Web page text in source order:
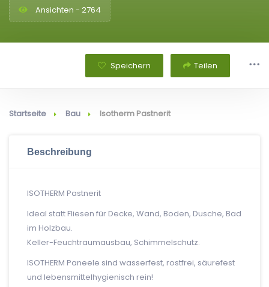
Ansichten - 2764
Speichern Teilen
Startseite Bau Isotherm Pastnerit
Beschreibung
ISOTHERM Pastnerit
Ideal statt Fliesen für Decke, Wand, Boden, Dusche, Bad
im Holzbau.
Keller-Feuchtraumausbau, Schimmelschutz.
ISOTHERM Paneele sind wasserfest, rostfrei, säurefest
und lebensmittelhygienisch rein!